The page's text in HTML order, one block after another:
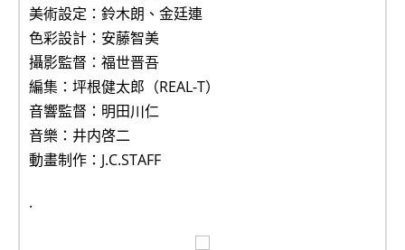
美術設定：鈴木朗、金廷連
色彩設計：安藤智美
攝影監督：福世晋吾
編集：坪根健太郎（REAL-T）
音響監督：明田川仁
音樂：井内啓二
動畫制作：J.C.STAFF
.